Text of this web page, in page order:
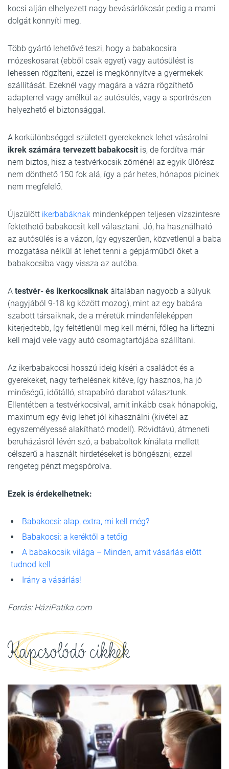
kocsi alján elhelyezett nagy bevásárlókosár pedig a mami
dolgát könnyíti meg.
Több gyártó lehetővé teszi, hogy a babakocsira
mózeskosarat (ebből csak egyet) vagy autósülést is
lehessen rögzíteni, ezzel is megkönnyítve a gyermekek
szállítását. Ezeknél vagy magára a vázra rögzíthető
adapterrel vagy anélkül az autósülés, vagy a sportrészen
helyezhető el biztonsággal.
A korkülönbséggel született gyerekeknek lehet vásárolni
ikrek számára tervezett babakocsit is, de fordítva már
nem biztos, hisz a testvérkocsik zöménél az egyik ülőrész
nem dönthető 150 fok alá, így a pár hetes, hónapos picinek
nem megfelelő.
Újszülött ikerbabáknak mindenképpen teljesen vízszintesre
fektethető babakocsit kell választani. Jó, ha használható
az autósülés is a vázon, így egyszerűen, közvetlenül a baba
mozgatása nélkül át lehet tenni a gépjárműből őket a
babakocsiba vagy vissza az autóba.
A testvér- és ikerkocsiknak általában nagyobb a súlyuk
(nagyjából 9-18 kg között mozog), mint az egy babára
szabott társaiknak, de a méretük mindenféleképpen
kiterjedtebb, így feltétlenül meg kell mérni, főleg ha liftezni
kell majd vele vagy autó csomagtartójába szállítani.
Az ikerbabakocsi hosszú ideig kíséri a családot és a
gyerekeket, nagy terhelésnek kitéve, így hasznos, ha jó
minőségű, időtálló, strapabíró darabot választunk.
Ellentétben a testvérkocsival, amit inkább csak hónapokig,
maximum egy évig lehet jól kihasználni (kivétel az
egyszemélyessé alakítható modell). Rövidtávú, átmeneti
beruházásról lévén szó, a bababoltok kínálata mellett
célszerű a használt hirdetéseket is böngészni, ezzel
rengeteg pénzt megspórolva.
Ezek is érdekelhetnek:
Babakocsi: alap, extra, mi kell még?
Babakocsi: a keréktől a tetőig
A babakocsik világa – Minden, amit vásárlás előtt
tudnod kell
Irány a vásárlás!
Forrás: HáziPatika.com
Kapcsolódó cikkek